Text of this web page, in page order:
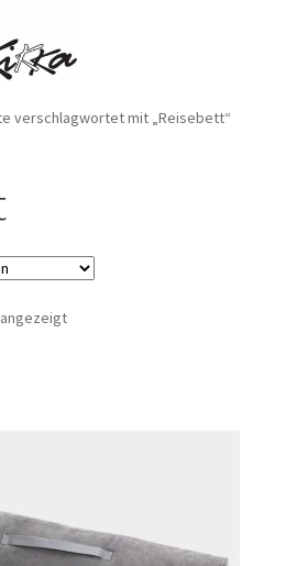
verschlagwortet mit „Reisebett“